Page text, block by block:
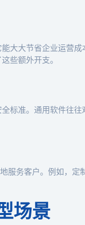
大大节省企业运营
些额外开支。
标准。通用软件往
服务客户。例如，
场景